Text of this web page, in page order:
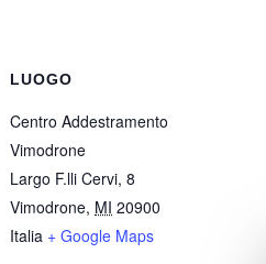
LUOGO
Centro Addestramento
Vimodrone
Largo F.lli Cervi, 8
Vimodrone, MI 20900
Italia + Google Maps